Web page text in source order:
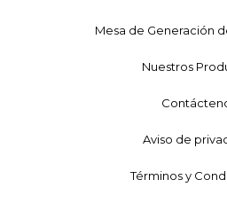
Mesa de Generación
Nuestros
Aviso de
Términos y